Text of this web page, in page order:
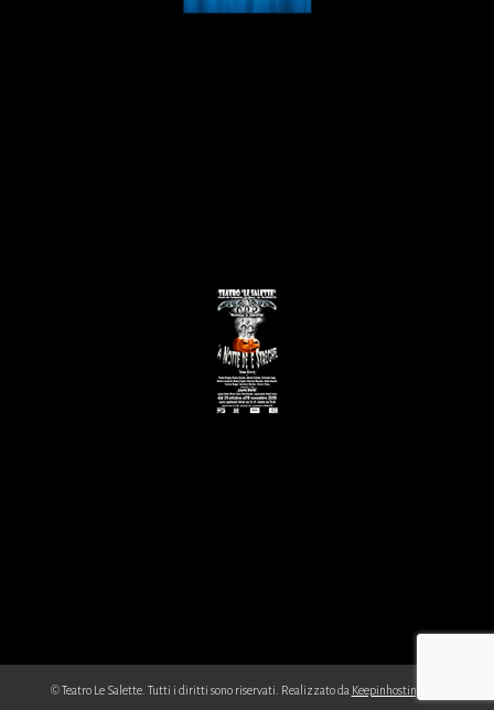
© Teatro Le Salette. Tutti i diritti sono riservati. Realizzato da Keepinhosting.com